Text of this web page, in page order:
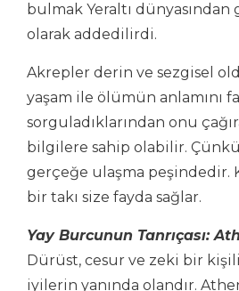
bulmak Yeraltı dünyasından
olarak addedilirdi.
Akrepler derin ve sezgisel
yaşam ile ölümün anlamını
sorguladıklarından onu
bilgilere sahip olabilir.
gerçeğe ulaşma peşindedir.
bir takı size fayda sağlar.
Yay Burcunun Tanrıçası:
Dürüst, cesur ve zeki bir
iyilerin yanında olandır.